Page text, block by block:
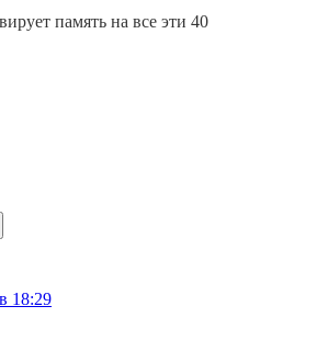
память на все эти 40
18:29